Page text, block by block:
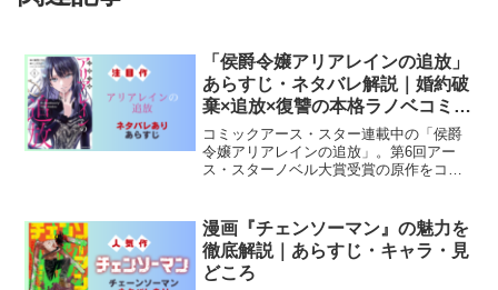
「侯爵令嬢アリアレインの追放」
あらすじ・ネタバレ解説｜婚約破
棄×追放×復讐の本格ラノベコミカ
ライズ
コミックアース・スター連載中の「侯爵
令嬢アリアレインの追放」。第6回アー
ス・スターノベル大賞受賞の原作をコミ
説。
漫画『チェンソーマン』の魅力を
徹底解説｜あらすじ・キャラ・見
どころ